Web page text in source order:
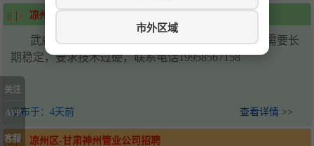
市外区域
凉州区-招聘
武威万达广场招聘川湘菜炒锅两名，配菜两名，需要长
期稳定，要求技术过硬，联系电话19958567158
发布于： 4天前 查看详情 >>
凉州区-甘肃神州管业公司招聘
关注
APP
客服